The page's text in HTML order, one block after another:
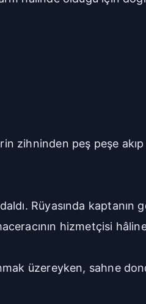
Boyutu
zihninden peş peşe
Rüyasında kaptanın
hizmetçisi
üzereyken, sahne